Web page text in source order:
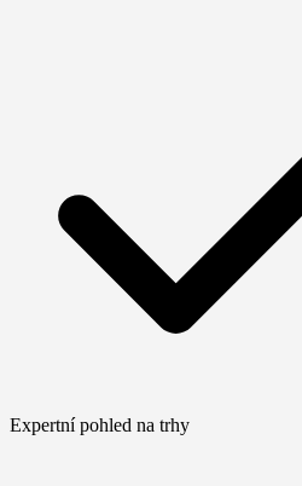
Expertní pohled na trhy